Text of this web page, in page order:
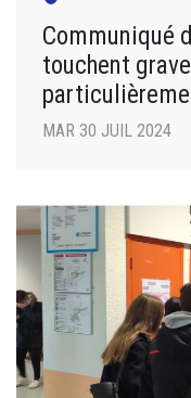
Communiqué
touchent
MAR 30 JUIL 2024